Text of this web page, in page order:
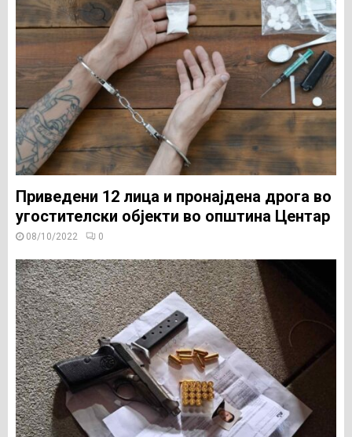
Приведени 12 лица и пронајдена дрога во
угостителски објекти во општина Центар
08/10/2022 0